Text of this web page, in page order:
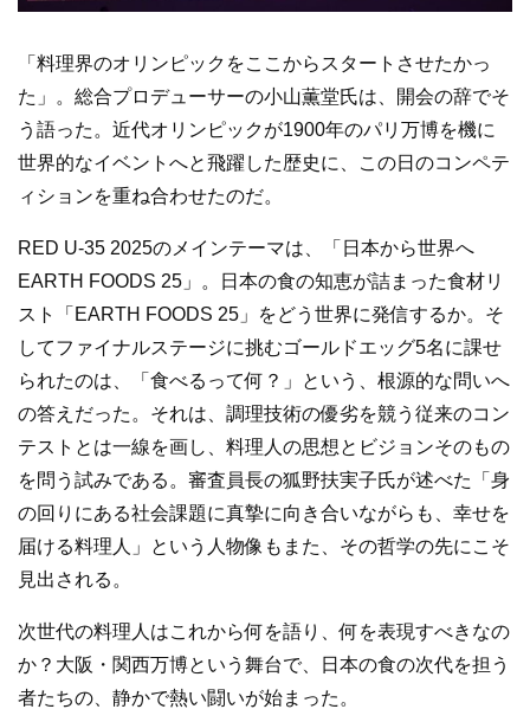
「料理界のオリンピックをここからスタートさせたかっ
た」。総合プロデューサーの小山薫堂氏は、開会の辞でそ
う語った。近代オリンピックが1900年のパリ万博を機に
世界的なイベントへと飛躍した歴史に、この日のコンペテ
ィションを重ね合わせたのだ。
RED U-35 2025のメインテーマは、「日本から世界へ
EARTH FOODS 25」。日本の食の知恵が詰まった食材リ
スト「EARTH FOODS 25」をどう世界に発信するか。そ
してファイナルステージに挑むゴールドエッグ5名に課せ
られたのは、「食べるって何？」という、根源的な問いへ
の答えだった。それは、調理技術の優劣を競う従来のコン
テストとは一線を画し、料理人の思想とビジョンそのもの
を問う試みである。審査員長の狐野扶実子氏が述べた「身
の回りにある社会課題に真摯に向き合いながらも、幸せを
届ける料理人」という人物像もまた、その哲学の先にこそ
見出される。
次世代の料理人はこれから何を語り、何を表現すべきなの
か？大阪・関西万博という舞台で、日本の食の次代を担う
者たちの、静かで熱い闘いが始まった。